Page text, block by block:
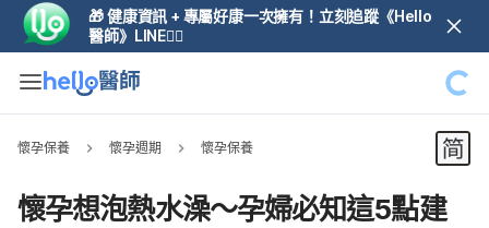
🎁 健康資訊 + 專屬好康一次擁有！立刻追蹤《Hello
醫師》LINE👆🏼
懷孕保養 懷孕週期 懷孕保養
懷孕想泡熱水澡～孕婦必知這5點建